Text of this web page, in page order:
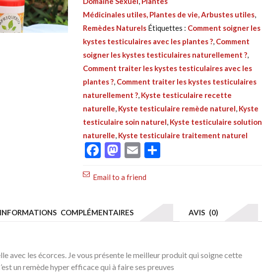
323
:
Kyste
Testiculaire
Recette
Naturelle
Avec
Les
Ecorces
Médicinales utiles, Plantes de vie, Arbustes utiles,
Remèdes Naturels Étiquettes : Comment soigner les
kystes testiculaires avec les plantes ?, Comment
soigner les kystes testiculaires naturellement ?,
Comment traiter les kystes testiculaires avec les
plantes ?, Comment traiter les kystes testiculaires
naturellement ?, Kyste testiculaire recette
naturelle, Kyste testiculaire remède naturel, Kyste
testiculaire soin naturel, Kyste testiculaire solution
naturelle, Kyste testiculaire traitement naturel
Facebook
Mastodon
Email
Email to a friend
INFORMATIONS COMPLÉMENTAIRES AVIS (0)
avec les écorces. Je vous présente le meilleur produit qui soigne cette
un remède hyper efficace qui à faire ses preuves